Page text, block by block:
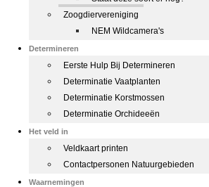
Zoogdiervereniging
NEM Wildcamera's
Determineren
Eerste Hulp Bij Determineren
Determinatie Vaatplanten
Determinatie Korstmossen
Determinatie Orchideeën
Het veld in
Veldkaart printen
Contactpersonen Natuurgebieden
Waarnemingen